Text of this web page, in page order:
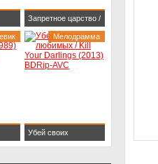
Запретное царство /
The Forbidden
Kingdom (2008)
Убей своих
Мелодрамма